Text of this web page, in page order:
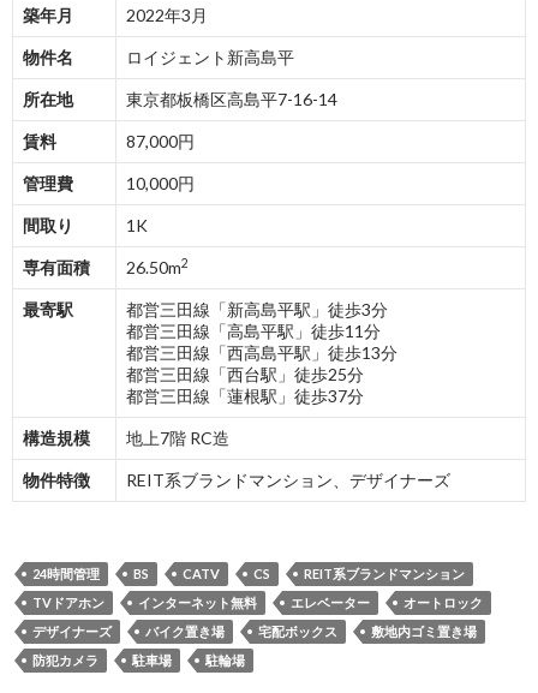
築年月 2022年3月
物件名 ロイジェント新高島平
所在地 東京都板橋区高島平7-16-14
賃料 87,000円
管理費 10,000円
間取り 1K
専有面積 26.50m2
最寄駅
都営三田線「新高島平駅」徒歩3分
都営三田線「高島平駅」徒歩11分
都営三田線「西高島平駅」徒歩13分
都営三田線「西台駅」徒歩25分
都営三田線「蓮根駅」徒歩37分
構造規模 地上7階 RC造
物件特徴 REIT系ブランドマンション、デザイナーズ
24時間管理 BS CATV CS
REIT系ブランドマンション
TVドアホン
インターネット無料 エレベーター
オートロック
デザイナーズ
バイク置き場 宅配ボックス
敷地内ゴミ置き場
防犯カメラ
駐車場 駐輪場